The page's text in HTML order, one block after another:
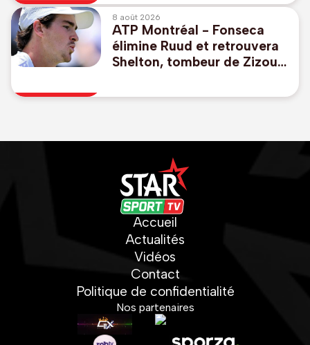
8 août 2026
ATP Montréal - Fonseca
élimine Ruud et retrouvera
Shelton, tombeur de Zizou
Accueil
Actualités
Vidéos
Contact
Politique de confidentialité
Nos partenaires